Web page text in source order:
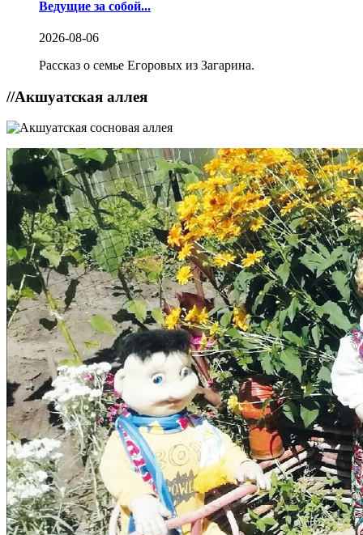
Ведущие за собой...
2026-08-06
Рассказ о семье Егоровых из Загарина.
//Акшуатская аллея